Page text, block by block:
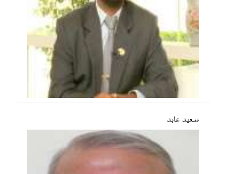
سعید عابد